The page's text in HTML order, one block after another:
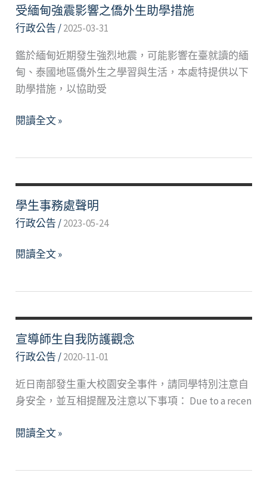
輔
導
畫
資
源
明
受緬甸強震影響之僑外生助學措施
行政公告 /2025-03-31
鑑於緬甸近期發生強烈地震，可能影響在臺就讀的緬
甸、泰國地區僑外生之學習與生活，本處特提供以下
助學措施，以協助受
受
震
影
響
僑
學
措
施
閱讀全文 »
學生事務處聲明
行政公告/2023-05-24
學
處
聲
明
閱讀全文 »
宣導師生自我防護觀念
行政公告 /2020-11-01
近日南部發生重大校園安全事件，請同學特別注意自
身安全，並互相提醒及注意以下事項： Due to a recen
宣
閱讀全文 »